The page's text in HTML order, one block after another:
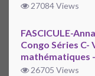
27084 Views
FASCICULE-
Congo Séries
mathématiques
26705 Views